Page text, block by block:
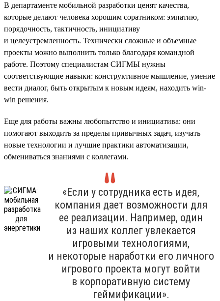
В департаменте мобильной разработки ценят качества,
которые делают человека хорошим соратником: эмпатию,
порядочность, тактичность, инициативу
и целеустремленность. Технически сложные и объемные
проекты можно выполнить только благодаря командной
работе. Поэтому специалистам СИГМЫ нужны
соответствующие навыки: конструктивное мышление, умение
вести диалог, быть открытым к новым идеям, находить win-
win решения.
Еще для работы важны любопытство и инициатива: они
помогают выходить за пределы привычных задач, изучать
новые технологии и лучшие практики автоматизации,
обмениваться знаниями с коллегами.
«Если у сотрудника есть идея,
компания дает возможности для
ее реализации. Например, один
из наших коллег увлекается
игровыми технологиями,
и некоторые наработки его личного
игрового проекта могут войти
в корпоративную систему
геймификации».